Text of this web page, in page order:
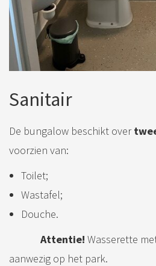
Sanitair
De bungalow beschikt over
voorzien van:
Toilet;
Wastafel;
Douche.
Attentie! Wasserette
aanwezig op het park.